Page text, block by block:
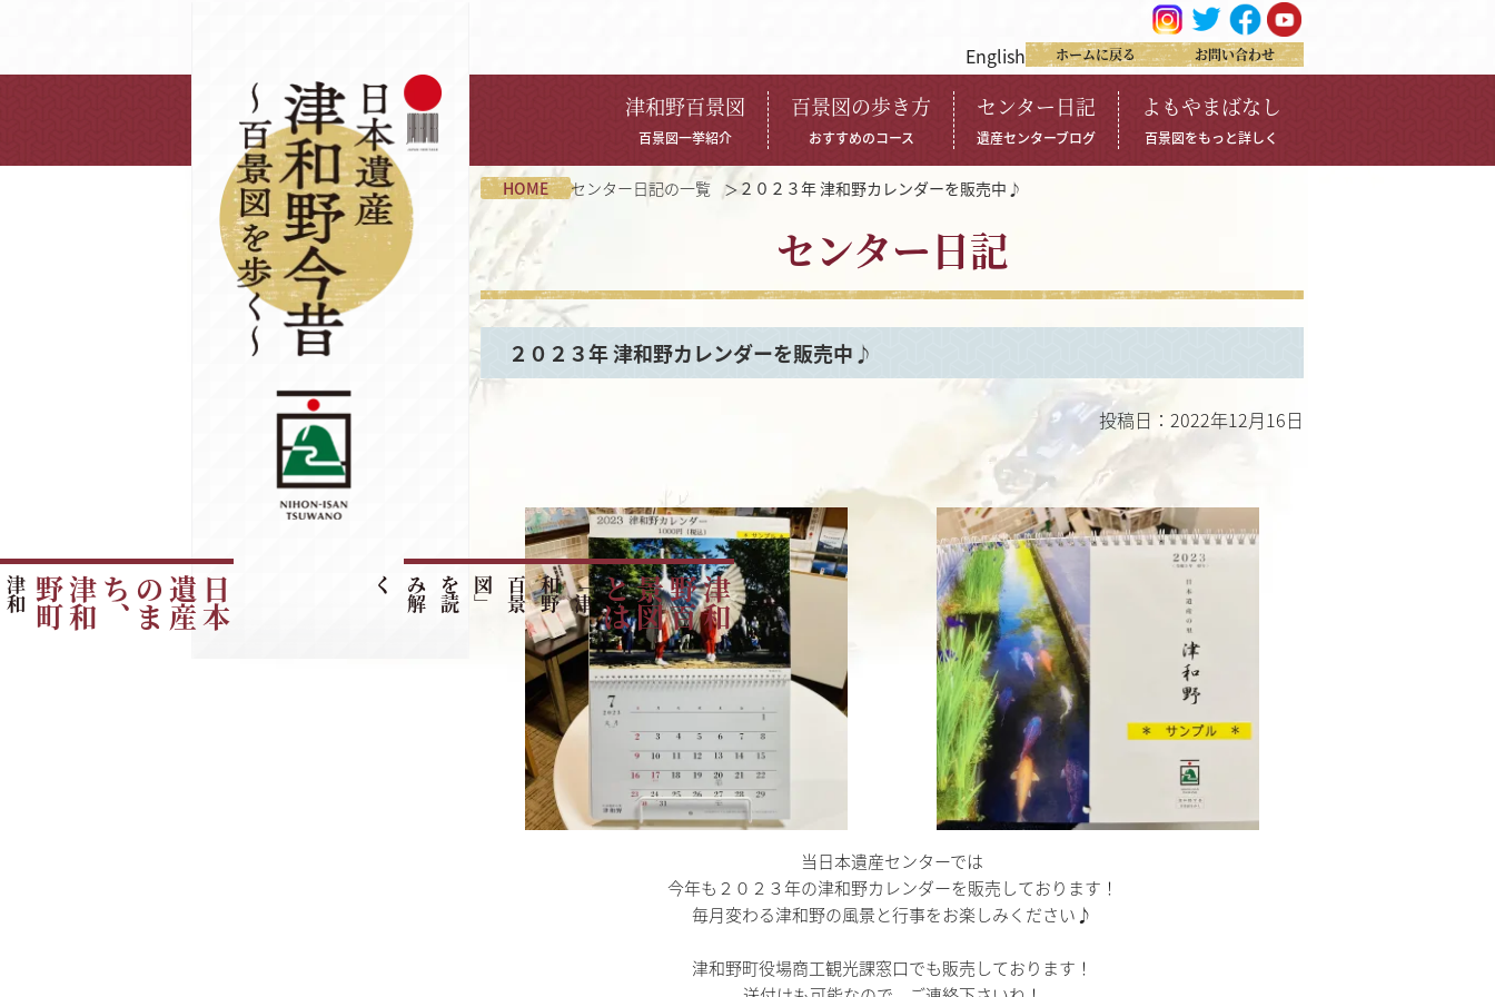
English ホームに戻る お問い合わせ
日
本
遺
産
の
ま
ち
、
津
和
野
町
津
和
野
町
の
ご
紹 津
和
野
百
景
図
と
は
「
津
和
野
百
景
図
」
を
読
み
解
く
津和野百景図
百景図一挙紹介
百景図の歩き方
おすすめのコース
センター日記
遺産センターブログ
よもやまばなし
百景図をもっと詳しく
HOME センター日記の一覧 ２０２３年 津和野カレンダーを販売中♪
センター日記
２０２３年 津和野カレンダーを販売中♪
投稿日：2022年12月16日
当日本遺産センターでは
今年も２０２３年の津和野カレンダーを販売しております！
毎月変わる津和野の風景と行事をお楽しみください♪
津和野町役場商工観光課窓口でも販売しております！